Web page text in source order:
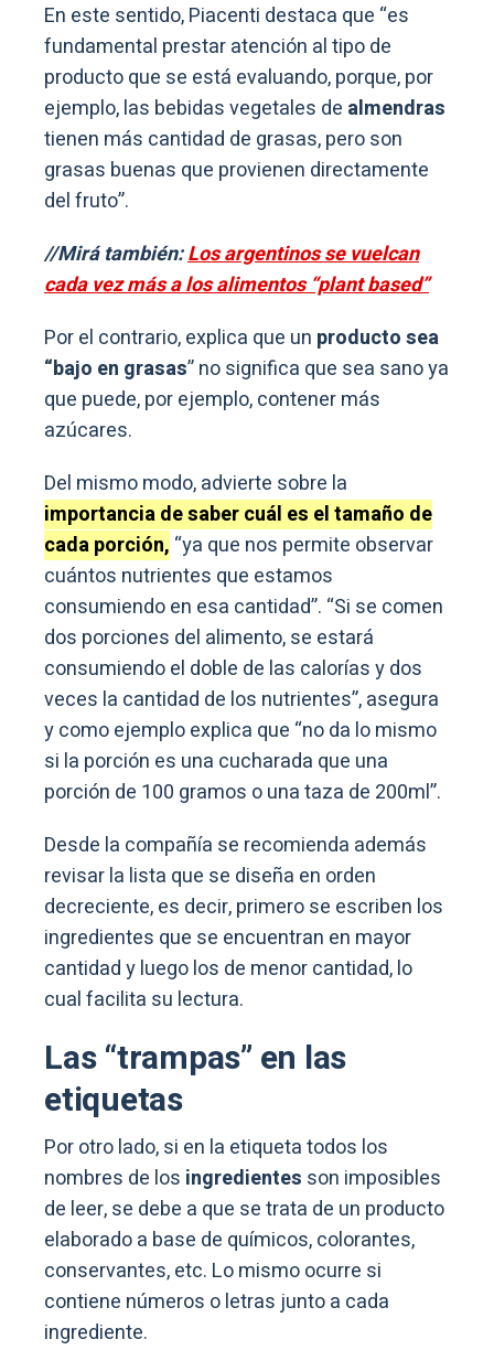
En este sentido, Piacenti destaca que “es
fundamental prestar atención al tipo de
producto que se está evaluando, porque, por
ejemplo, las bebidas vegetales de almendras
tienen más cantidad de grasas, pero son
grasas buenas que provienen directamente
del fruto”.
//Mirá también:Los argentinos se vuelcan
cada vez más a los alimentos “plant based”
Por el contrario, explica que un producto sea
“bajo en grasas” no significa que sea sano ya
que puede, por ejemplo, contener más
azúcares.
Del mismo modo, advierte sobre la
importancia de saber cuál es el tamaño de
cada porción, “ya que nos permite observar
cuántos nutrientes que estamos
consumiendo en esa cantidad”. “Si se comen
dos porciones del alimento, se estará
consumiendo el doble de las calorías y dos
veces la cantidad de los nutrientes”, asegura
y como ejemplo explica que “no da lo mismo
si la porción es una cucharada que una
porción de 100 gramos o una taza de 200ml”.
Desde la compañía se recomienda además
revisar la lista que se diseña en orden
decreciente, es decir, primero se escriben los
ingredientes que se encuentran en mayor
cantidad y luego los de menor cantidad, lo
cual facilita su lectura.
Las “trampas” en las
etiquetas
Por otro lado, si en la etiqueta todos los
nombres de los ingredientes son imposibles
de leer, se debe a que se trata de un producto
elaborado a base de químicos, colorantes,
conservantes, etc. Lo mismo ocurre si
contiene números o letras junto a cada
ingrediente.